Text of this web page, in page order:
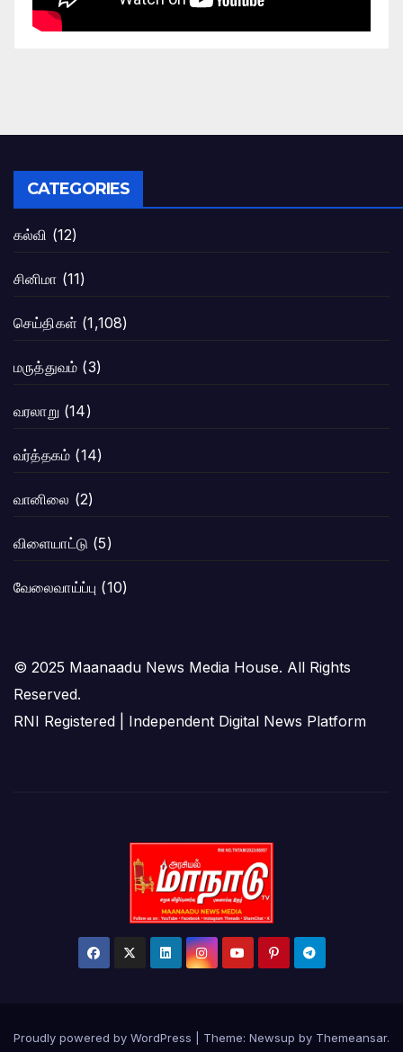
CATEGORIES
கல்வி (12)
சினிமா (11)
செய்திகள் (1,108)
மருத்துவம் (3)
வரலாறு (14)
வர்த்தகம் (14)
வானிலை (2)
விளையாட்டு (5)
வேலைவாய்ப்பு (10)
© 2025 Maanaadu News Media House. All Rights
Reserved.
RNI Registered | Independent Digital News Platform
Proudly powered by WordPress Theme: Newsup by Themeansar.